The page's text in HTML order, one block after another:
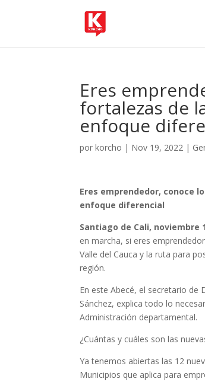
Eres
fortalezas de
enfoque
porkorcho | Nov 19, 2022 |
Eres emprendedor, conoce
enfoque diferencial
Santiago de Cali, noviembre
en marcha, si eres
Valle del Cauca y la ruta para
región.
En este Abecé, el secretario de
Sánchez, explica todo lo
Administración departamental.
¿Cuántas y cuáles son las
Ya tenemos abiertas las 12
Municipios que aplica para